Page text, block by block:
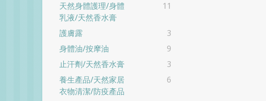
天然身體護理/身體
乳液/天然香水膏
11
護膚露
3
身體油/按摩油
9
止汗劑/天然香水膏
3
養生產品/天然家居
衣物清潔/防疫產品
6